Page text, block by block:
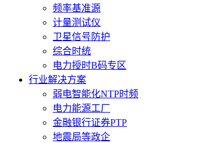
频率基准源
计量测试仪
卫星信号防护
综合时统
电力授时B码专区
行业解决方案
弱电智能化NTP时频
电力能源工厂
金融银行证券PTP
地震局等政企